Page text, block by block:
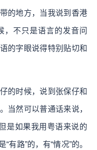
的地方，当我说到香港
，不只是语言的发音问
的字眼说得特别贴切和
的时候，说到张保仔和
当然可以普通话来说，
是如果我用粤语来说的
有路”的，有“情况”的。